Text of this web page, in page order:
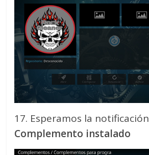
17. Esperamos la notificación
Complemento instalado